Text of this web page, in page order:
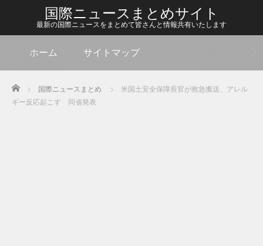
国際ニュースまとめサイト
最新の国際ニュースをまとめて皆さんと情報共有いたします
ホーム サイトマップ
Home 国際ニュースまとめ
米国土安全保障長官が救急搬送、アレル
ギー反応起こす 同省発表